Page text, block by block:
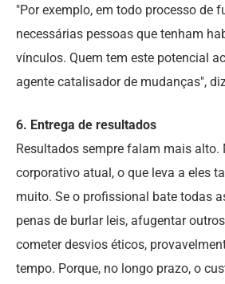
"Por exemplo, em todo processo de
necessárias pessoas que tenham
vínculos. Quem tem este potencial
agente catalisador de mudanças",
6. Entrega de resultados
Resultados sempre falam mais alto.
corporativo atual, o que leva a eles
muito. Se o profissional bate todas
penas de burlar leis, afugentar
cometer desvios éticos,
tempo. Porque, no longo prazo, o